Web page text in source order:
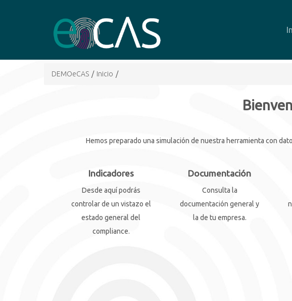
DEMOeCAS / Inicio /
Hemos preparado una simulación de nuestra herramienta con
Indicadores
Desde aquí podrás
controlar de un vistazo el
estado general del
compliance.
Documentación
Consulta la
documentación general y
la de tu empresa.